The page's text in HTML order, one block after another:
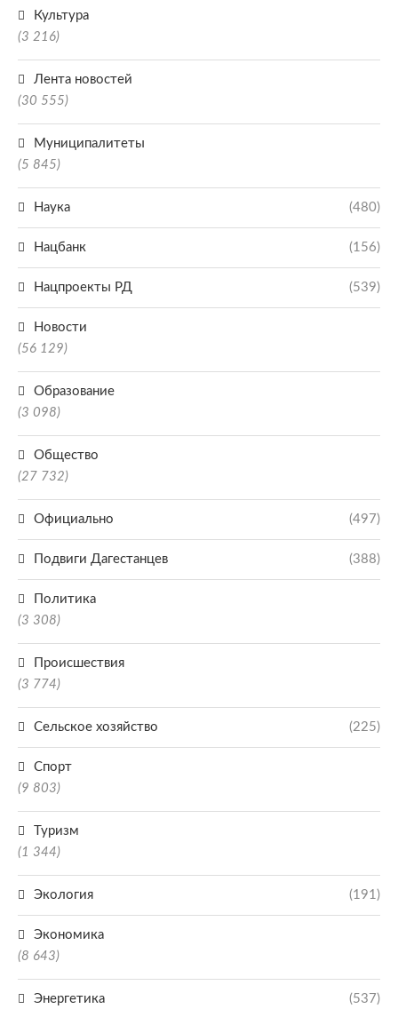
Культура
(3 216)
Лента новостей
(30 555)
Муниципалитеты
(5 845)
Наука (480)
Нацбанк (156)
Нацпроекты РД (539)
Новости
(56 129)
Образование
(3 098)
Общество
(27 732)
Официально (497)
Подвиги Дагестанцев (388)
Политика
(3 308)
Происшествия
(3 774)
Сельское хозяйство (225)
Спорт
(9 803)
Туризм
(1 344)
Экология (191)
Экономика
(8 643)
Энергетика (537)